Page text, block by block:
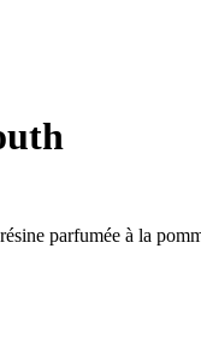
parfumée à la